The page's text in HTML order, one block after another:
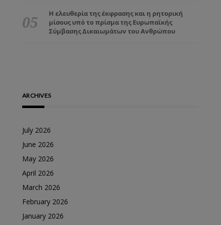
Η ελευθερία της έκφρασης και η ρητορική
μίσους υπό το πρίσμα της Ευρωπαϊκής
Σύμβασης Δικαιωμάτων του Ανθρώπου
ARCHIVES
July 2026
June 2026
May 2026
April 2026
March 2026
February 2026
January 2026